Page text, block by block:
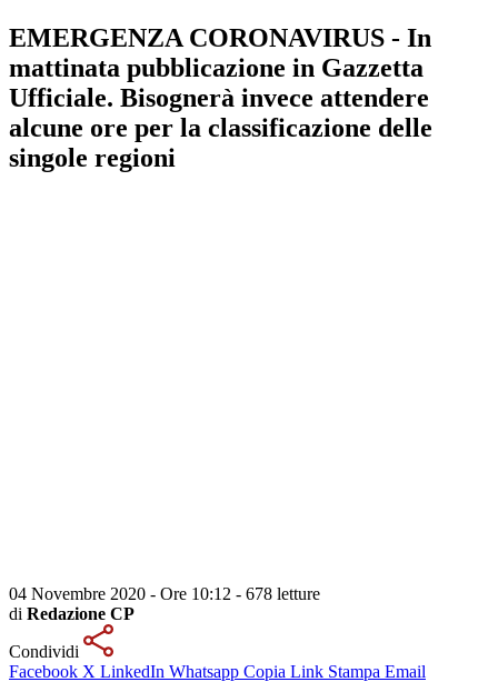
EMERGENZA CORONAVIRUS - In
mattinata pubblicazione in Gazzetta
Ufficiale. Bisognerà invece attendere
alcune ore per la classificazione delle
singole regioni
04 Novembre 2020 - Ore 10:12 - 678 letture
di Redazione CP
Condividi
Facebook X LinkedIn Whatsapp Copia Link Stampa Email